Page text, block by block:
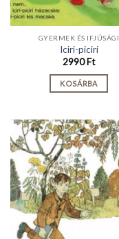
GYERMEK ÉS IFJÚSÁGI
Iciri-piciri
2990Ft
KOSÁRBA